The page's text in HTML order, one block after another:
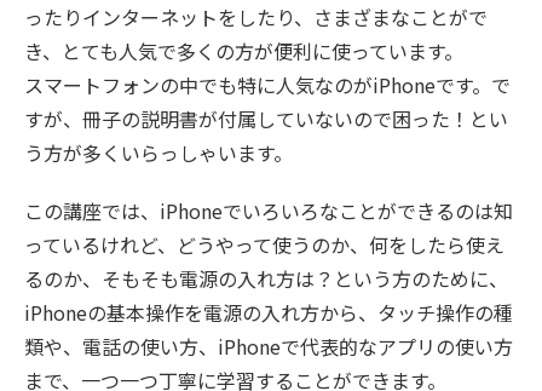
ったりインターネットをしたり、さまざまなことがで
き、とても人気で多くの方が便利に使っています。
スマートフォンの中でも特に人気なのがiPhoneです。で
すが、冊子の説明書が付属していないので困った！とい
う方が多くいらっしゃいます。
この講座では、iPhoneでいろいろなことができるのは知
っているけれど、どうやって使うのか、何をしたら使え
るのか、そもそも電源の入れ方は？という方のために、
iPhoneの基本操作を電源の入れ方から、タッチ操作の種
類や、電話の使い方、iPhoneで代表的なアプリの使い方
まで、一つ一つ丁寧に学習することができます。